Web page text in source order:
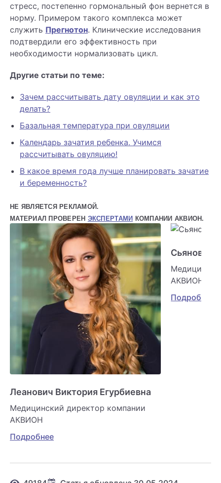
стресс, постепенно гормональный фон вернется в
норму. Примером такого комплекса может
служить Прегнотон. Клинические исследования
подтвердили его эффективность при
необходимости нормализовать цикл.
Другие статьи по теме:
Зачем рассчитывать дату овуляции и как это
делать?
Базальная температура при овуляции
Календарь зачатия ребенка. Учимся
рассчитывать овуляцию!
В какое время года лучше планировать зачатие
и беременность?
НЕ ЯВЛЯЕТСЯ РЕКЛАМОЙ.
МАТЕРИАЛ ПРОВЕРЕН ЭКСПЕРТАМИ КОМПАНИИ АКВИОН.
Леанович Виктория Егурбиевна
Медицинский директор компании
АКВИОН
Подробнее
Сьянова
АКВИОН
Подробнее